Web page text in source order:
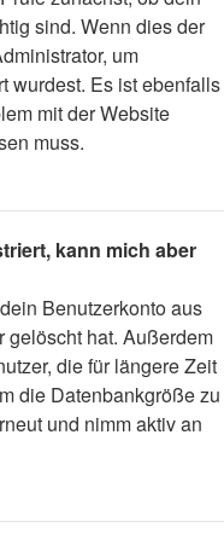
sind. Wenn dies der
um
wurdest. Es ist ebenfalls
mit der Website
muss.
kann mich aber
Benutzerkonto aus
gelöscht hat. Außerdem
die für längere Zeit
die Datenbankgröße zu
und nimm aktiv an